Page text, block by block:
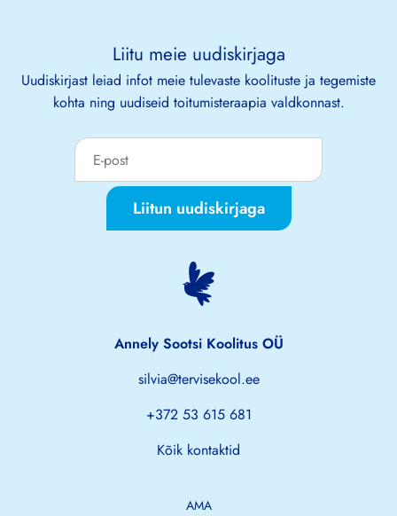
Liitu meie uudiskirjaga
Uudiskirjast leiad infot meie tulevaste koolituste ja tegemiste
kohta ning uudiseid toitumisteraapia valdkonnast.
Liitun uudiskirjaga
Annely Sootsi Koolitus OÜ
silvia@tervisekool.ee
+372 53 615 681
Kõik kontaktid
AMA